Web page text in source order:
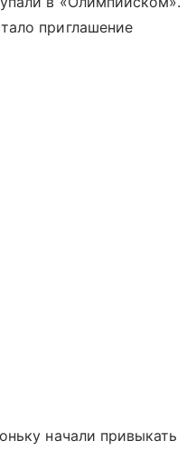
приглашение
начали привыкать